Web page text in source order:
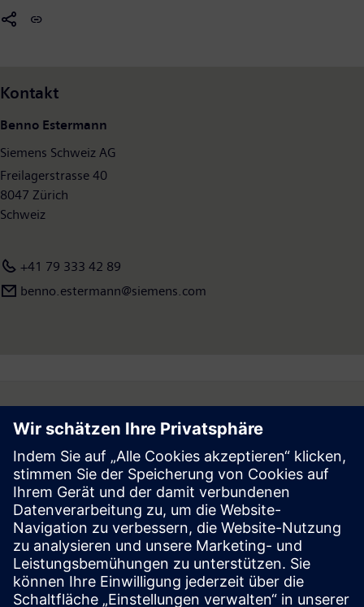
Siemens Healthineers – einem weltweit führenden Anbieter von
nach Steuern von 8,5 Milliarden Euro. Zum 30.09.2023 beschäftigte das
Kontakt
Benno Estermann
Siemens Schweiz AG
Freilagerstrasse 40
8047 Zürich
Schweiz
+41 79 333 42 89
benno.estermann@siemens.com
Follow
Presse | Siemens
© Siemens 1996 – 2026
Impressum